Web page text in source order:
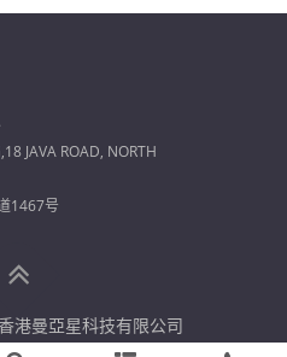
JAVA ROAD, NORTH
1467号
港曼亞星科技有限公司